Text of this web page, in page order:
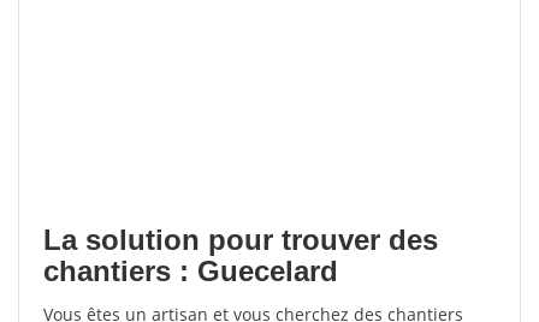
La solution pour trouver des
chantiers : Guecelard
Vous êtes un artisan et vous cherchez des chantiers